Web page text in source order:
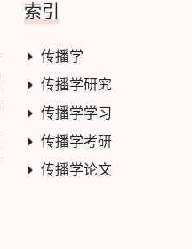
索引
传播学
传播学研究
传播学学习
传播学考研
传播学论文